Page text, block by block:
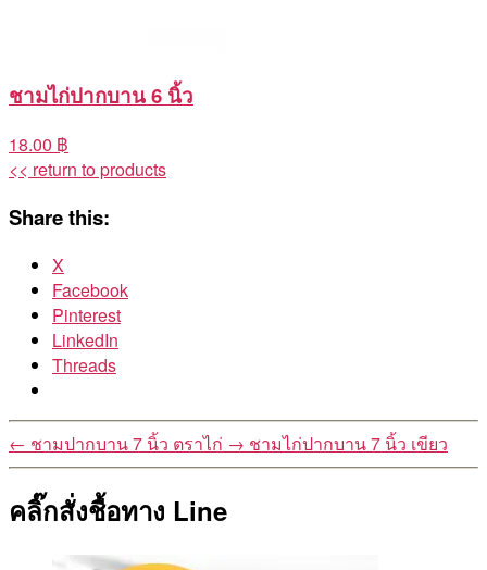
ชามไก่ปากบาน 6 นิ้ว
18.00 ฿
<< return to products
Share this:
X
Facebook
Pinterest
LinkedIn
Threads
← ชามปากบาน 7 นิ้ว ตราไก่ → ชามไก่ปากบาน 7 นิ้ว เขียว
คลิ๊กสั่งชื้อทาง Line